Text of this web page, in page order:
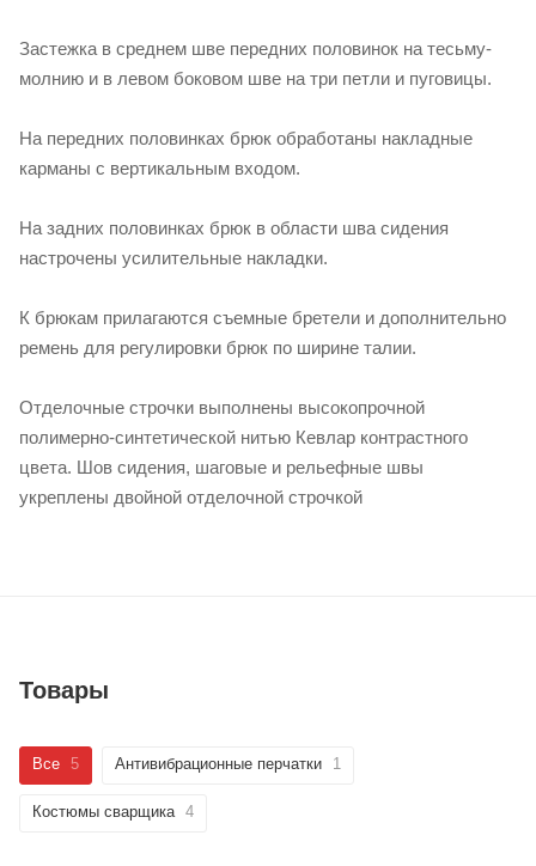
Застежка в среднем шве передних половинок на тесьму-
молнию и в левом боковом шве на три петли и пуговицы.
На передних половинках брюк обработаны накладные
карманы с вертикальным входом.
На задних половинках брюк в области шва сидения
настрочены усилительные накладки.
К брюкам прилагаются съемные бретели и дополнительно
ремень для регулировки брюк по ширине талии.
Отделочные строчки выполнены высокопрочной
полимерно-синтетической нитью Кевлар контрастного
цвета. Шов сидения, шаговые и рельефные швы
укреплены двойной отделочной строчкой
Товары
Все 5 Антивибрационные перчатки 1
Костюмы сварщика 4